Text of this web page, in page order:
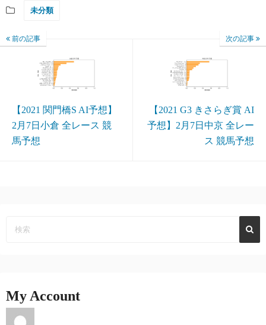
未分類
前の記事
【2021 関門橋S AI予想】
2月7日小倉 全レース 競
馬予想
次の記事
【2021 G3 きさらぎ賞 AI
予想】2月7日中京 全レー
ス 競馬予想
My Account